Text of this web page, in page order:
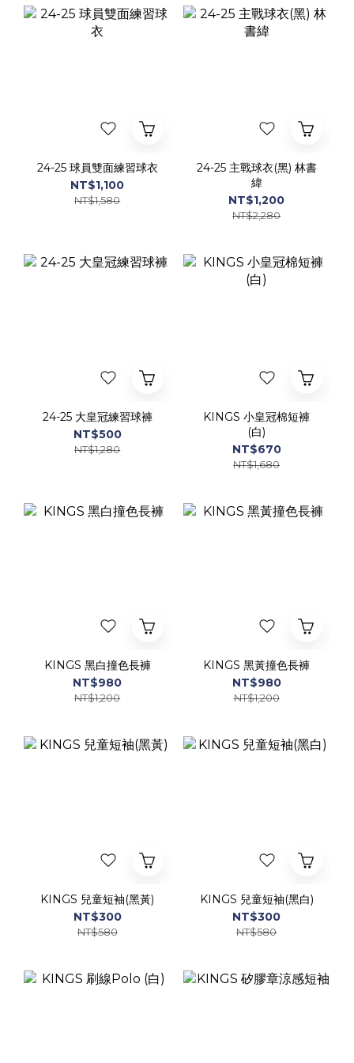
24-25 球員雙面練習球衣
NT$1,100
NT$1,580
24-25 主戰球衣(黑) 林書
緯
NT$1,200
NT$2,280
24-25 大皇冠練習球褲
NT$500
NT$1,280
KINGS 小皇冠棉短褲
(白)
NT$670
NT$1,680
KINGS 黑白撞色長褲
NT$980
NT$1,200
KINGS 黑黃撞色長褲
NT$980
NT$1,200
KINGS 兒童短袖(黑黃)
NT$300
NT$580
KINGS 兒童短袖(黑白)
NT$300
NT$580